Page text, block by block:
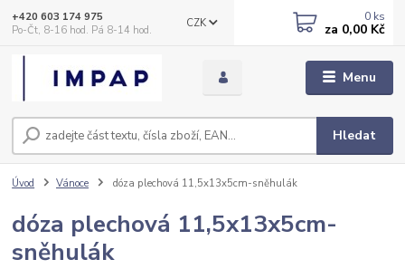
Menu
CZK
Hledat
+420 603 174 975
Po-Čt, 8-16 hod. Pá 8-14 hod.
0 ks
za 0,00 Kč
Úvod Vánoce dóza plechová 11,5x13x5cm-sněhulák
dóza plechová 11,5x13x5cm-
sněhulák